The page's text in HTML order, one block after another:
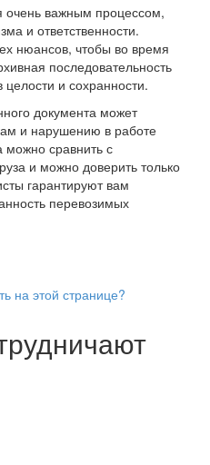
очень важным процессом,
и ответственности.
нюансов, чтобы во время
последовательность
целости и сохранности.
документа может
и нарушению в работе
можно сравнить с
и можно доверить только
гарантируют вам
перевозимых
на этой странице?